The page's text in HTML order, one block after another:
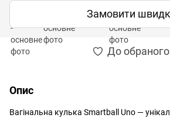
Замовити
До обраного
Опис
Вагінальна кулька Smartball Uno —